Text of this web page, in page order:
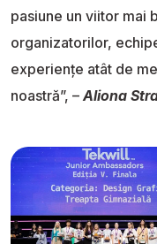
pasiune un viitor mai
organizatorilor,
experiențe atât de
noastră”, –Aliona